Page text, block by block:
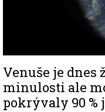
Venuše je dnes
minulosti ale
pokrývaly 90 %